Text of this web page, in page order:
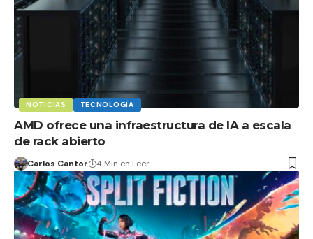
NOTICIAS TECNOLOGÍA
AMD ofrece una infraestructura de IA a escala
de rack abierto
Carlos Cantor 4 Min en Leer